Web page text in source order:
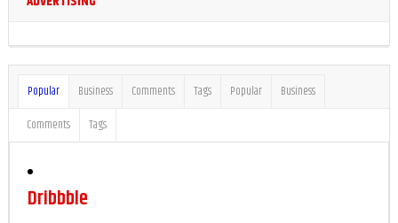
Popular Business Comments Tags Popular
Business
Comments
Tags
Dribbble